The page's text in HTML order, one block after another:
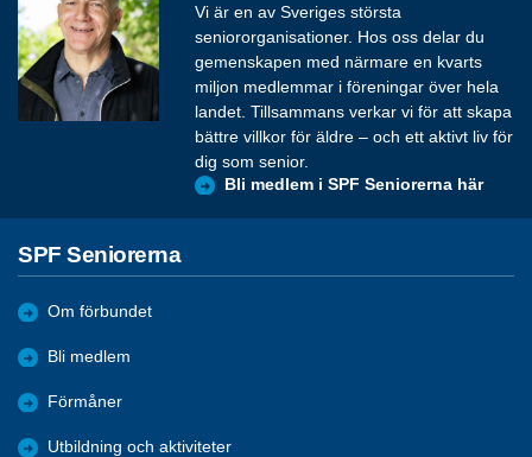
Vi är en av Sveriges största
seniororganisationer. Hos oss delar du
gemenskapen med närmare en kvarts
miljon medlemmar i föreningar över hela
landet. Tillsammans verkar vi för att skapa
bättre villkor för äldre – och ett aktivt liv för
dig som senior.
Bli medlem i SPF Seniorerna här
SPF Seniorerna
Om förbundet
Bli medlem
Förmåner
Utbildning och aktiviteter